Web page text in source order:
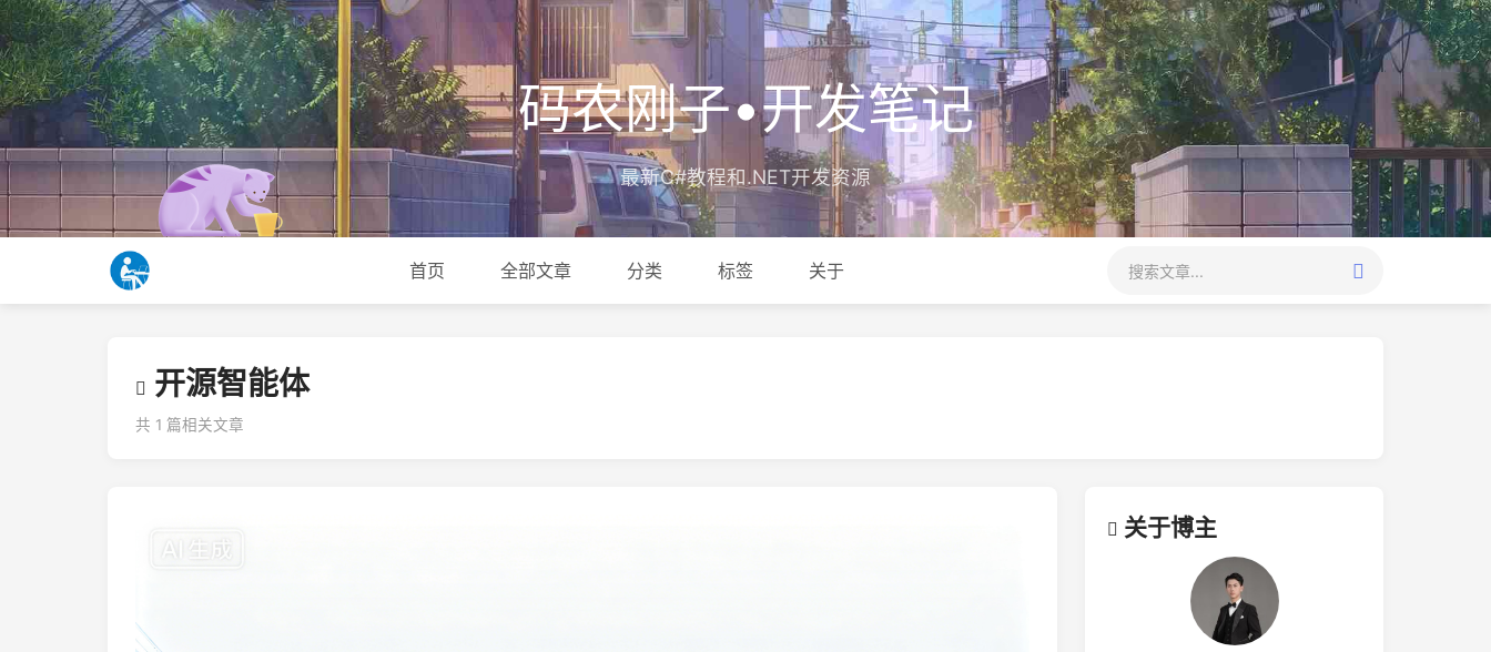
码农刚子•开发笔记
最新C#教程和.NET开发资源
首页 全部文章 分类 标签 关于
开源智能体
共 1 篇相关文章
关于博主